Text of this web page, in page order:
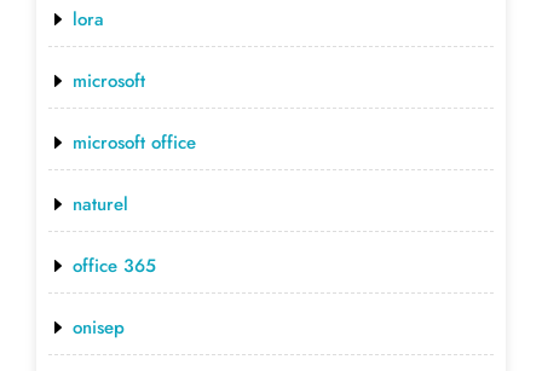
lora
microsoft
microsoft office
naturel
office 365
onisep